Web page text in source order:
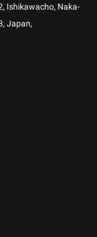
Ishikawacho, Naka-
Japan,